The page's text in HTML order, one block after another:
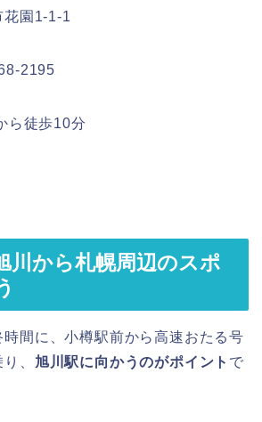
園1-1-1
2195
ら徒歩10分
川から札幌周辺のスポ
時間に、小樽駅前から高速おたる号
、 旭川駅に向かうのがポイント で